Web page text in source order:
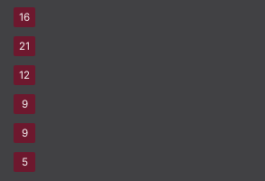
16
21
12
9
9
5